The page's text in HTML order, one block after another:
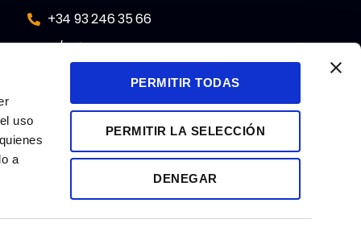
uso
a
PERMITIR TODAS
PERMITIR LA SELECCIÓN
DENEGAR
+34 93 246 35 66
C/ Nápols, 187 2º 08013
Barcelona. España